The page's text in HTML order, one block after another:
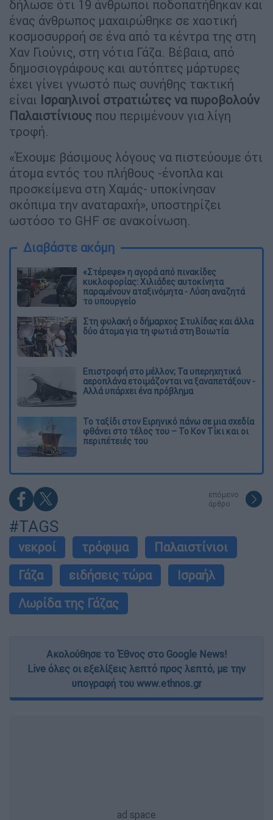
δήλωσε ότι 19 άνθρωποι ποδοπατήθηκαν και
ένας άνθρωπος μαχαιρώθηκε σε χαοτική
κοσμοσυρροή σε ένα από τα κέντρα της στη
Χαν Γιούνις, στη νότια Γάζα. Βέβαια, από
δημοσιογράφους και αυτόπτες μάρτυρες
έχει γίνει γνωστό πως συνήθης τακτική
είναι Ισραηλινοί στρατιώτες να πυροβολούν
Παλαιστίνιους που περιμένουν για λίγη
τροφή.
«Έχουμε βάσιμους λόγους να πιστεύουμε ότι
άτομα εντός του πλήθους -ένοπλα και
προσκείμενα στη Χαμάς- υποκίνησαν
σκόπιμα την αναταραχή», υποστηρίζει
ωστόσο το GHF σε ανακοίνωση.
Διαβάστε ακόμη
«Στέρεψε» η αγορά από πινακίδες
κυκλοφορίας: Χιλιάδες αυτοκίνητα
παραμένουν αταξινόμητα - Λύση αναζητά
το υπουργείο
Στη φυλακή ο δήμαρχος Στυλίδας και άλλα
δύο άτομα για τη φωτιά στη Βοιωτία
Επιστροφή στο μέλλον; Τα υπερηχητικά
αεροπλάνα ετοιμάζονται να ξαναπετάξουν -
Αλλά υπάρχει ένα πρόβλημα
Το ταξίδι στον Ειρηνικό πάνω σε μια σχεδία
φθάνει στο τέλος του – Το Κον Τίκι και οι
περιπέτειές του
επόμενο
άρθρο
#TAGS
νεκροί τρόφιμα
Παλαιστίνιοι
Γάζα
ειδήσεις τώρα
Ισραήλ
Λωρίδα της Γάζας
Ακολούθησε το Έθνος στο Google News!
Live όλες οι εξελίξεις λεπτό προς λεπτό, με την
υπογραφή του www.ethnos.gr